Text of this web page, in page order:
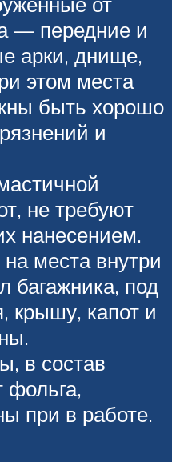
— передние и
арки, днище,
этом места
быть хорошо
и
не требуют
нанесением.
места внутри
багажника, под
крышу, капот и
в состав
фольга,
при в работе.